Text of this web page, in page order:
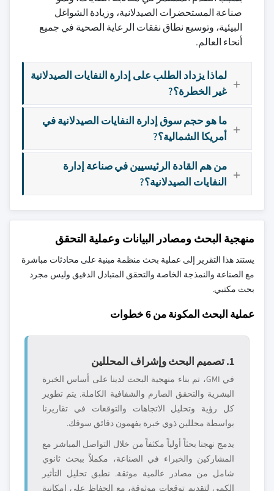
صناعة المستحضرات الصيدلانية، وزيادة الشواغل
البيئية، وتوسيع نطاق نفقات الرعاية الصحية في جميع
أنحاء العالم.
لماذا يزداد الطلب على إدارة النفايات الصيدلانية
غير الخطرة؟?
ما هو حجم سوق إدارة النفايات الصيدلانية في
أمريكا الشمالية؟?
من هم القادة الرئيسيين في صناعة إدارة
النفايات الصيدلانية؟?
منهجية البحث ومصادر البيانات وعملية التحقق
يستند هذا التقرير إلى عملية بحث منظمة مبنية على محادثات مباشرة
مع الصناعة والنمذجة الخاصة والتحقق المتبادل الدقيق وليس مجرد
بحث مكتبي.
عملية البحث المكونة من 6 خطوات
1. تصميم البحث وإشراف المحللين
في GMI، تم بناء منهجية البحث لدينا على أساس الخبرة
البشرية والتحقق الصارم والشفافية الكاملة. يتم تطوير
كل رؤية وتحليل الاتجاهات والتوقعات في تقاريرنا
بواسطة محللين ذوي خبرة يفهمون دقائق سوقك.
يدمج نهجنا بحثاً أولياً مكثفاً من خلال التواصل المباشر مع
المشاركين والخبراء في الصناعة، مكملاً ببحث ثانوي
شامل من مصادر عالمية موثقة. نطبق تحليل التأثير
الكمي لتقديم توقعات موثوقة، مع الحفاظ على إمكانية